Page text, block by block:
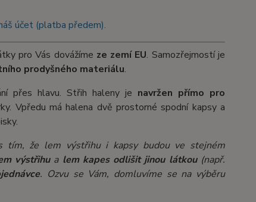
účet (platba předem).
pro Vás dovážíme ze zemí EU. Samozřejmostí je
prodyšného materiálu.
přes hlavu. Střih haleny je navržen přímo pro
Vpředu má halena dvě prostorné spodní kapsy a
tím, že lem výstřihu i kapsy budou ve stejném
výstřihua lem kapes odlišit jinou látkou (např.
. Ozvu se Vám, domluvíme se na výběru